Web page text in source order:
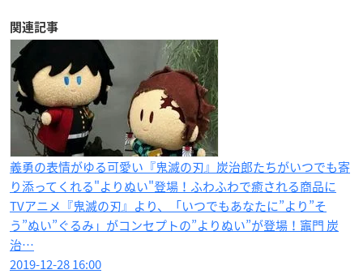
関連記事
義勇の表情がゆる可愛い『鬼滅の刃』炭治郎たちがいつでも寄
り添ってくれる"よりぬい"登場！ふわふわで癒される商品に
TVアニメ『鬼滅の刃』より、「いつでもあなたに”より”そ
う”ぬい”ぐるみ」がコンセプトの”よりぬい”が登場！竈門 炭
治…
2019-12-28 16:00